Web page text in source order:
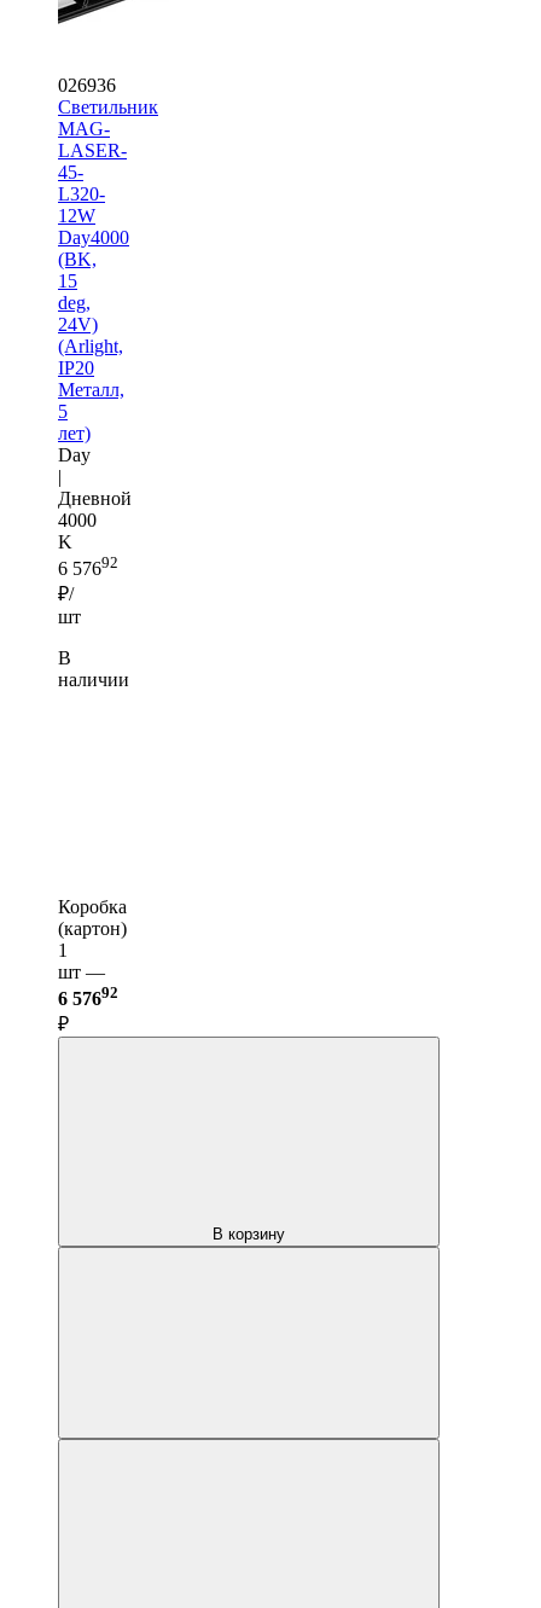
026936
Светильник
MAG-
LASER-
45-
L320-
12W
Day4000
(BK,
15
deg,
24V)
(Arlight,
IP20
Металл,
5
лет)
Day
|
Дневной
4000
K
6 57692
₽/
шт
В
наличии
Коробка
(картон)
1
шт —
6 57692
₽
В корзину